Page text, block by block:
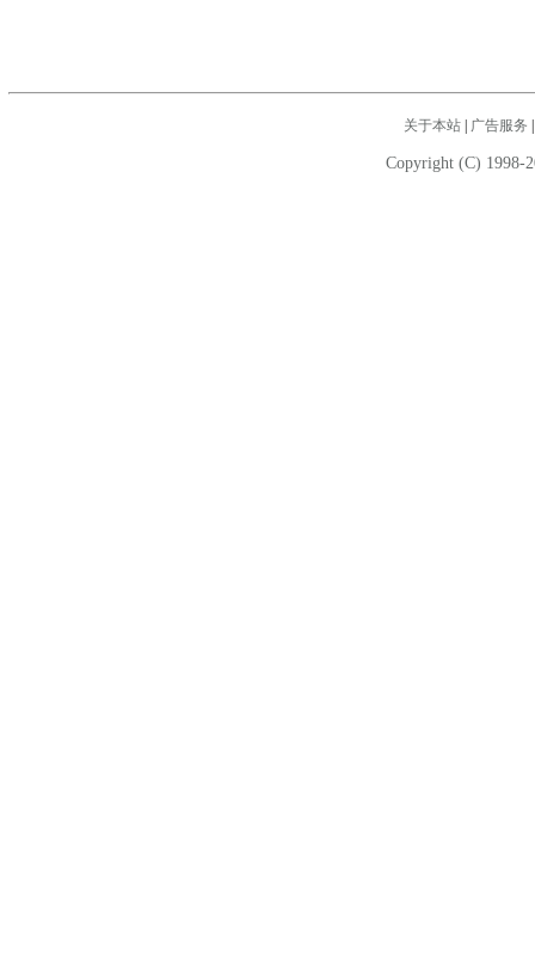
关于本站| 广告服务
Copyright (C) 1998-